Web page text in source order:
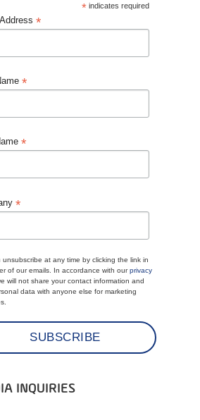
*indicates required
*
*
*
*
unsubscribe at any time by clicking the link in
of our emails. In accordance with ourprivacy
will not share your contact information and
data with anyone else for marketing
INQUIRIES